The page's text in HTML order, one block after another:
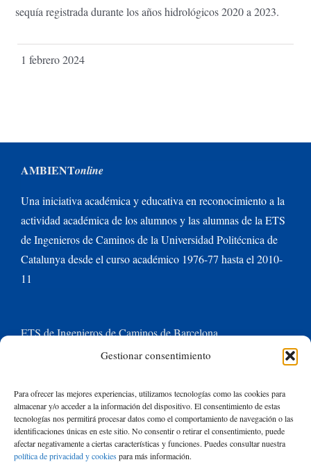
Gestionar consentimiento
Para ofrecer las mejores experiencias, utilizamos tecnologías como las cookies para
almacenar y/o acceder a la información del dispositivo. El consentimiento de estas
tecnologías nos permitirá procesar datos como el comportamiento de navegación o las
identificaciones únicas en este sitio. No consentir o retirar el consentimiento, puede
afectar negativamente a ciertas características y funciones. Puedes consultar nuestra
política de privacidad y cookiespara más información.
sequía registrada durante los años hidrológicos 2020 a 2023.
1 febrero 2024
AMBIENTonline
Una iniciativa académica y educativa en reconocimiento a la
actividad académica de los alumnos y las alumnas de la ETS
de Ingenieros de Caminos de la Universidad Politécnica de
Catalunya desde el curso académico 1976-77 hasta el 2010-
11
ETS de Ingenieros de Caminos de Barcelona
Universitat Politècnica de Catalunya BarcelonaTech
Contacte con nosotros
Buscar: